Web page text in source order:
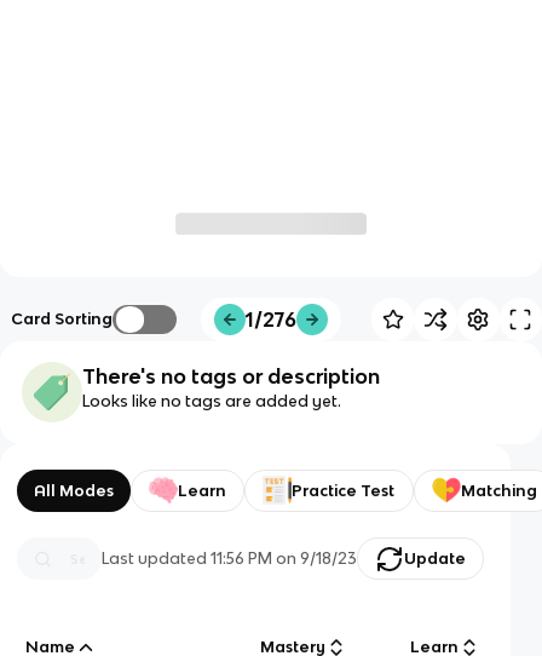
Card Sorting 1/276
There's no tags or description
Looks like no tags are added yet.
All Modes Learn Practice Test Matching
Last updated11:56 PM on 9/18/23 Update
Name Mastery Learn